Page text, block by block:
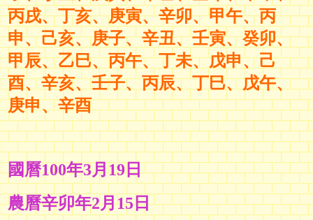
丙戌、丁亥、庚寅、辛卯、甲午、丙
申、己亥、庚子、辛丑、壬寅、癸卯、
甲辰、乙巳、丙午、丁未、戊申、己
酉、辛亥、壬子、丙辰、丁巳、戊午、
庚申、辛酉
國曆100年3月19日
農曆辛卯年2月15日